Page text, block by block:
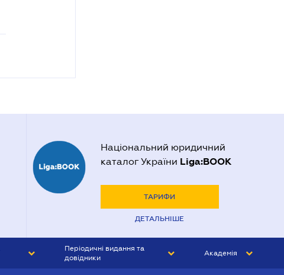
Національний юридичний
каталог України Liga:BOOK
ТАРИФИ
ДЕТАЛЬНІШЕ
Періодичні видання та
довідники
Академія